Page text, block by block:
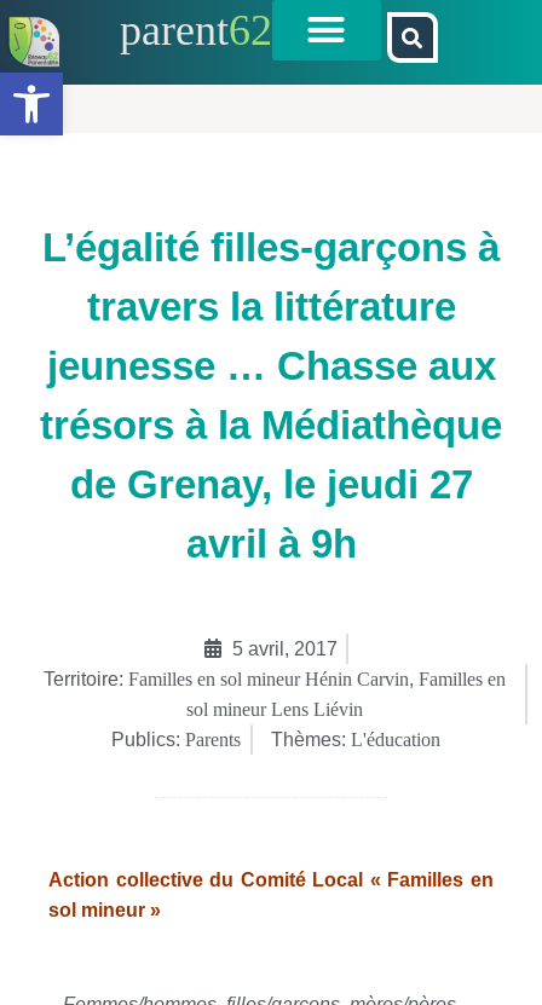
Ouvrir la barre d’outils
parent62
L’égalité filles-garçons à
travers la littérature
jeunesse … Chasse aux
trésors à la Médiathèque
de Grenay, le jeudi 27
avril à 9h
5 avril, 2017
Territoire: Familles en sol mineur Hénin Carvin, Familles en
sol mineur Lens Liévin
Publics: Parents Thèmes: L'éducation
Action collective du Comité Local « Familles en
sol mineur »